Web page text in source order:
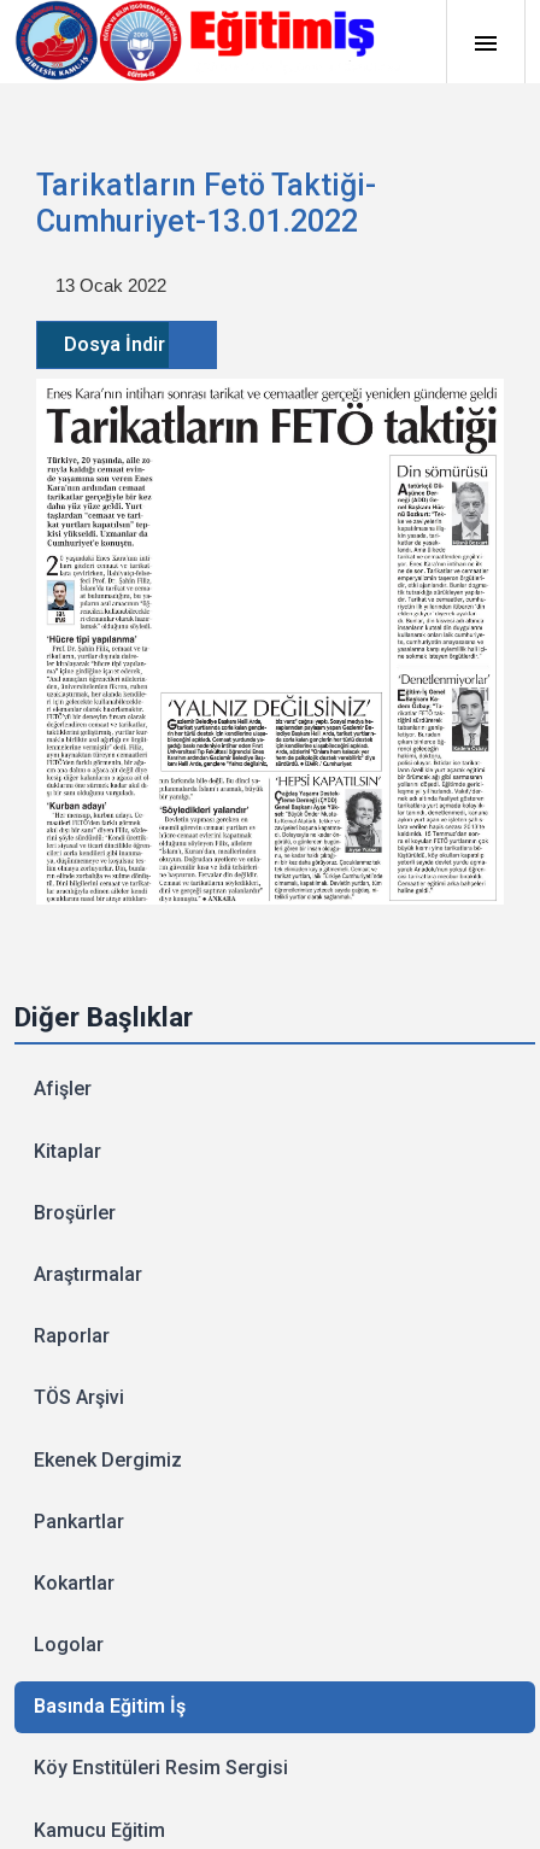
Diğer Başlıklar
Afişler
Kitaplar
Broşürler
Araştırmalar
Raporlar
TÖS Arşivi
Ekenek Dergimiz
Pankartlar
Kokartlar
Logolar
Basında Eğitim İş
Köy Enstitüleri Resim Sergisi
Kamucu Eğitim
Tarikatların Fetö Taktiği-
Cumhuriyet-13.01.2022
13 Ocak 2022
Dosya İndir